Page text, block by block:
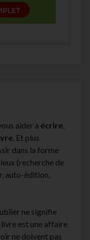
aider à écrire,
. Et plus
dans la forme
(recherche de
auto-édition,
ne signifie
est une affaire
ne doivent pas